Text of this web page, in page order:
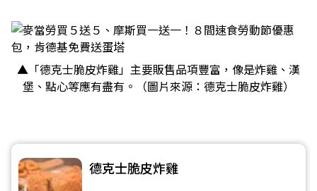
▲「德克士脆皮炸雞」主要販售品項豐富，像是炸雞、漢
堡、點心等應有盡有。（圖片來源：德克士脆皮炸雞）
德克士脆皮炸雞